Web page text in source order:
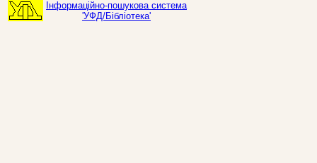
Інформаційно-пошукова система
'УФД/Бібліотека'